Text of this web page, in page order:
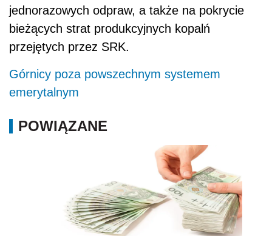
jednorazowych odpraw, a także na pokrycie
bieżących strat produkcyjnych kopalń
przejętych przez SRK.
Górnicy poza powszechnym systemem
emerytalnym
POWIĄZANE